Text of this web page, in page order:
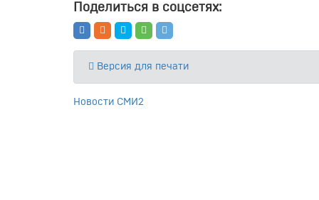
Поделиться в соцсетях:
Версия для печати
Новости СМИ2